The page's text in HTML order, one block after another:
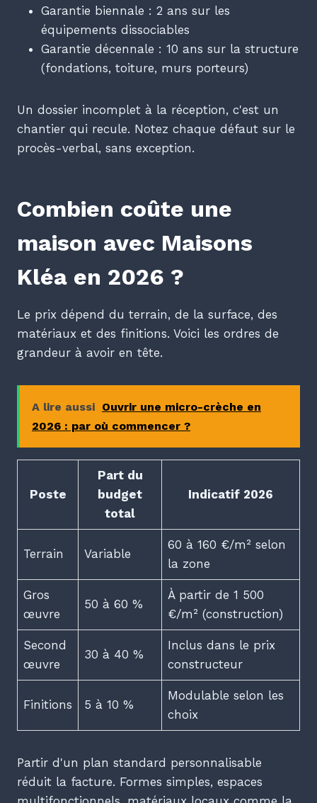
Garantie biennale : 2 ans sur les
équipements dissociables
Garantie décennale : 10 ans sur la structure
(fondations, toiture, murs porteurs)
Un dossier incomplet à la réception, c'est un
chantier qui recule. Notez chaque défaut sur le
procès-verbal, sans exception.
Combien coûte une
maison avec Maisons
Kléa en 2026 ?
Le prix dépend du terrain, de la surface, des
matériaux et des finitions. Voici les ordres de
grandeur à avoir en tête.
A lire aussi Ouvrir une micro-crèche en
2026 : par où commencer ?
Poste
Part du
budget
total
Indicatif 2026
Terrain Variable
60 à 160 €/m² selon
la zone
Gros
œuvre
50 à 60 %
À partir de 1 500
€/m² (construction)
Second
œuvre
30 à 40 %
Inclus dans le prix
constructeur
Finitions 5 à 10 %
Modulable selon les
choix
Partir d'un plan standard personnalisable
réduit la facture. Formes simples, espaces